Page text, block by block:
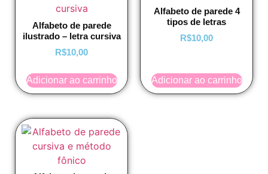
Alfabeto de parede
ilustrado – letra cursiva
R$10,00
Adicionar ao carrinho
Alfabeto de parede 4
tipos de letras
R$10,00
Adicionar ao carrinho